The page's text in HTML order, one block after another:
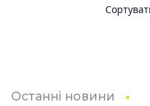
Останні новини